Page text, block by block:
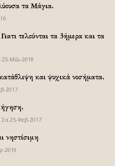
τα Μάγια.
τελούνται τα 3ήμερα και τα
25-Μάι-2018
και ψυχικά νοσήματα.
2017
Σα 25-Φεβ-2017
νηστίσιμη
2019